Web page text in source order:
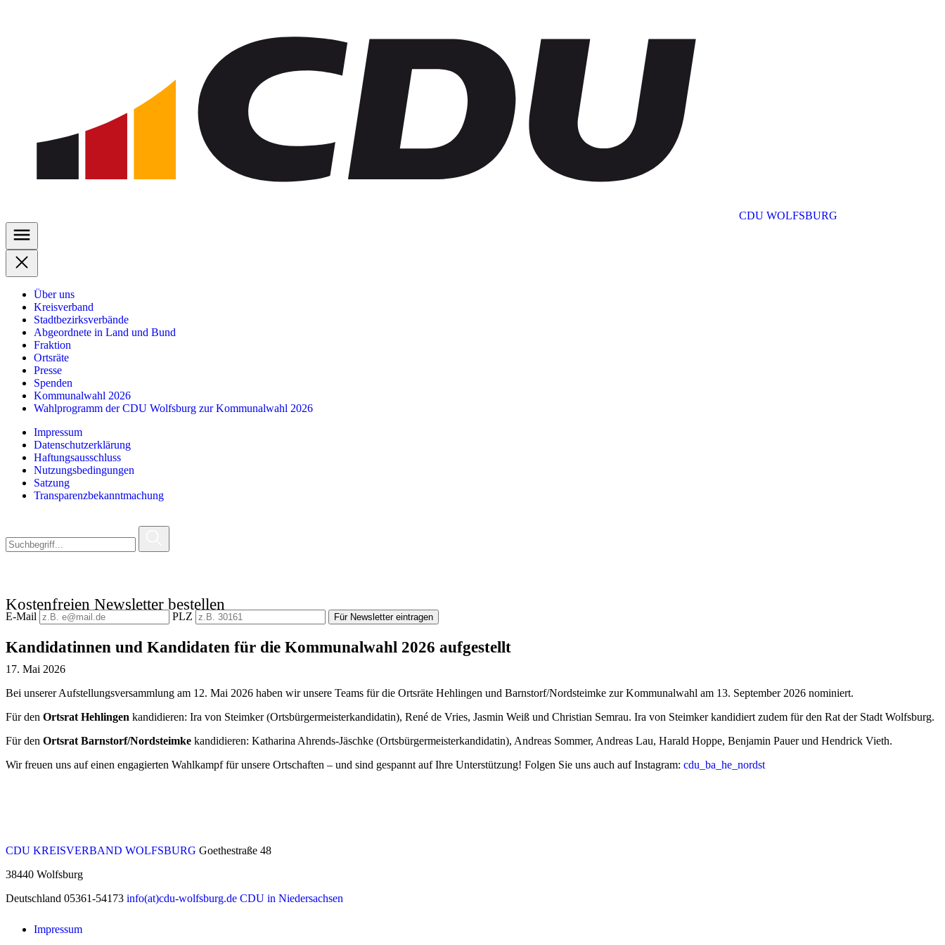
CDU WOLFSBURG
Über uns
Kreisverband
Stadtbezirksverbände
Abgeordnete in Land und Bund
Fraktion
Ortsräte
Presse
Spenden
Kommunalwahl 2026
Wahlprogramm der CDU Wolfsburg zur Kommunalwahl 2026
Impressum
Datenschutzerklärung
Haftungsausschluss
Nutzungsbedingungen
Satzung
Transparenzbekanntmachung
Kostenfreien Newsletter bestellen
E-Mail PLZ Für Newsletter eintragen
Kandidatinnen und Kandidaten für die Kommunalwahl 2026 aufgestellt
17. Mai 2026
Bei unserer Aufstellungsversammlung am 12. Mai 2026 haben wir unsere Teams für die Ortsräte Hehlingen und Barnstorf/Nordsteimke zur Kommunalwahl am 13. September 2026 nominiert.
Für den Ortsrat Hehlingen kandidieren: Ira von Steimker (Ortsbürgermeisterkandidatin), René de Vries, Jasmin Weiß und Christian Semrau. Ira von Steimker kandidiert zudem für den Rat der Stadt Wolfsburg.
Für den Ortsrat Barnstorf/Nordsteimke kandidieren: Katharina Ahrends-Jäschke (Ortsbürgermeisterkandidatin), Andreas Sommer, Andreas Lau, Harald Hoppe, Benjamin Pauer und Hendrick Vieth.
Wir freuen uns auf einen engagierten Wahlkampf für unsere Ortschaften – und sind gespannt auf Ihre Unterstützung! Folgen Sie uns auch auf Instagram: cdu_ba_he_nordst
CDU KREISVERBAND WOLFSBURG Goethestraße 48
38440 Wolfsburg
Deutschland 05361-54173 info(at)cdu-wolfsburg.de CDU in Niedersachsen
Impressum